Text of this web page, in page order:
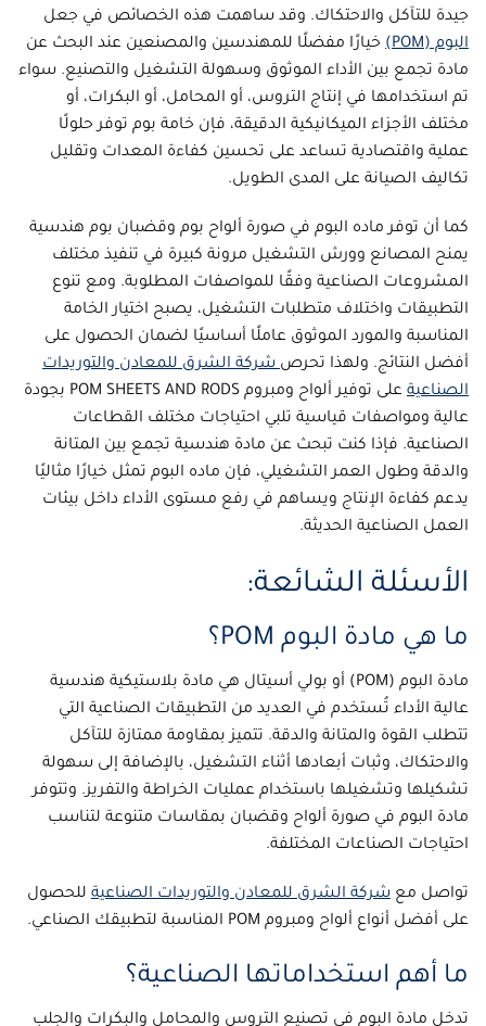
جيدة للتآكل والاحتكاك. وقد ساهمت هذه الخصائص في جعل
البوم (POM)
خيارًا مفضلًا للمهندسين والمصنعين عند البحث عن
مادة تجمع بين الأداء الموثوق وسهولة التشغيل والتصنيع. سواء
تم استخدامها في إنتاج التروس، أو المحامل، أو البكرات، أو
مختلف الأجزاء الميكانيكية الدقيقة، فإن خامة بوم توفر حلولًا
عملية واقتصادية تساعد على تحسين كفاءة المعدات وتقليل
تكاليف الصيانة على المدى الطويل.
كما أن توفرماده البوم في صورة ألواح بوم وقضبان بوم هندسية
يمنح المصانع وورش التشغيل مرونة كبيرة في تنفيذ مختلف
المشروعات الصناعية وفقًا للمواصفات المطلوبة. ومع تنوع
التطبيقات واختلاف متطلبات التشغيل، يصبح اختيار الخامة
المناسبة والمورد الموثوق عاملًا أساسيًا لضمان الحصول على
أفضل النتائج. ولهذا تحرصشركة الشرق للمعادن والتوريدات
الصناعية
على توفير ألواح ومبروم POM SHEETS AND RODS بجودة
عالية ومواصفات قياسية تلبي احتياجات مختلف القطاعات
الصناعية. فإذا كنت تبحث عن مادة هندسية تجمع بين المتانة
والدقة وطول العمر التشغيلي، فإن ماده البوم تمثل خيارًا مثاليًا
يدعم كفاءة الإنتاج ويساهم في رفع مستوى الأداء داخل بيئات
العمل الصناعية الحديثة.
الأسئلة الشائعة:
ما هي مادة البوم POM؟
مادة البوم (POM) أو بولي أسيتال هي مادة بلاستيكية هندسية
عالية الأداء تُستخدم في العديد من التطبيقات الصناعية التي
تتطلب القوة والمتانة والدقة. تتميز بمقاومة ممتازة للتآكل
والاحتكاك، وثبات أبعادها أثناء التشغيل، بالإضافة إلى سهولة
تشكيلها وتشغيلها باستخدام عمليات الخراطة والتفريز. وتتوفر
مادة البوم في صورة ألواح وقضبان بمقاسات متنوعة لتناسب
احتياجات الصناعات المختلفة.
تواصل مع شركة الشرق للمعادن والتوريدات الصناعية للحصول
على أفضل أنواع ألواح ومبروم POM المناسبة لتطبيقك الصناعي.
ما أهم استخداماتها الصناعية؟
تدخل مادة البوم في تصنيع التروس والمحامل والبكرات والجلب